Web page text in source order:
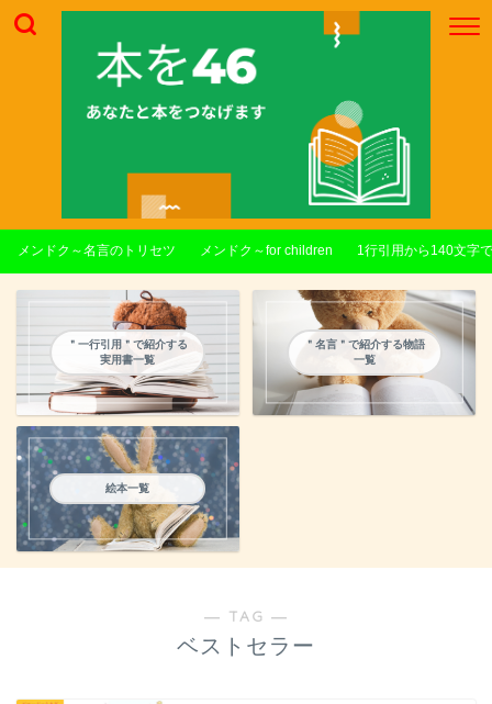
メンドク～名言のトリセツ メンドク～for children 1行引用から140文字
＂一行引用＂で紹介する
実用書一覧
＂名言＂で紹介する物語
一覧
絵本一覧
― TAG ―
ベストセラー